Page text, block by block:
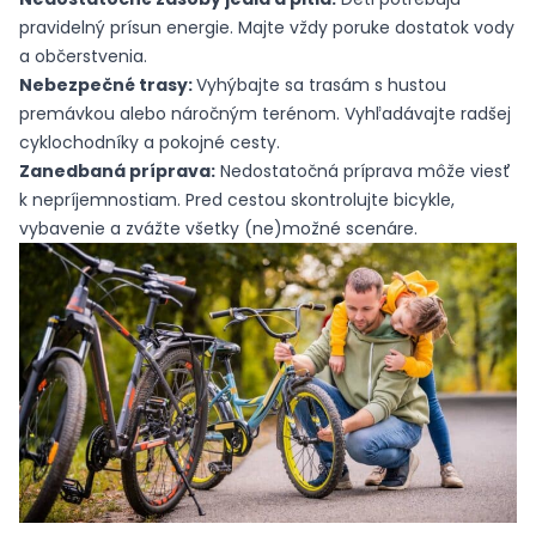
pravidelný prísun energie. Majte vždy poruke dostatok vody
a občerstvenia.
Nebezpečné trasy:Vyhýbajte sa trasám s hustou
premávkou alebo náročným terénom. Vyhľadávajte radšej
cyklochodníky a pokojné cesty.
Zanedbaná príprava: Nedostatočná príprava môže viesť
k nepríjemnostiam. Pred cestou skontrolujte bicykle,
vybavenie a zvážte všetky (ne)možné scenáre.